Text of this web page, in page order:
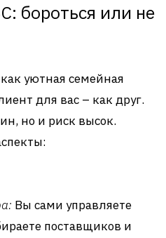
бороться или не
уютная семейная
для вас – как друг.
но и риск высок.
Вы сами управляете
поставщиков и